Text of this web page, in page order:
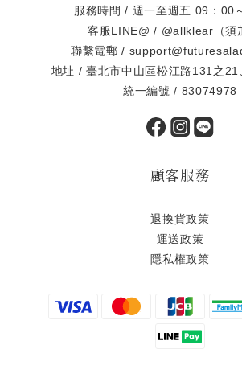
服務時間 / 週一至週五 09：00
客服LINE@ / @allklear（須
聯繫電郵 /
地址 / 臺北市中山區松江路131之
統一編號 / 83074978
顧客服務
退換貨政策
運送政策
隱私權政策